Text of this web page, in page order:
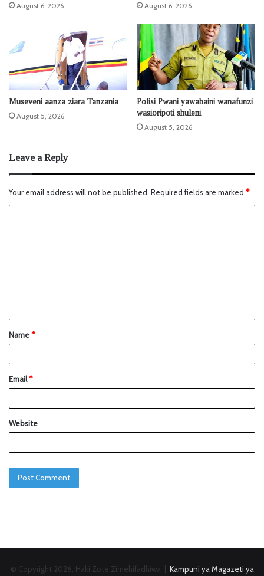
August 6, 2026
August 6, 2026
Museveni aanza ziara Tanzania
August 5, 2026
Polisi Pwani yawabaini wanafunzi
wasioripoti shuleni
August 5, 2026
Leave a Reply
Your email address will not be published. Required fields are marked *
Name*
Email*
Website
© Copyright 2026, Haki Zote Zimehifadhiwa | Kampuni ya Magazeti ya